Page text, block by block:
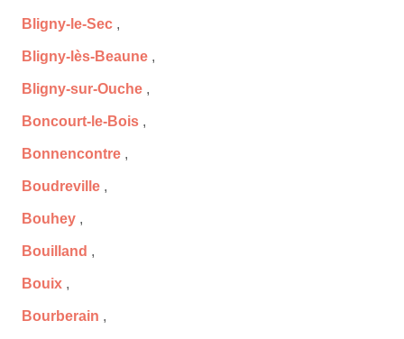
Bligny-le-Sec ,
Bligny-lès-Beaune ,
Bligny-sur-Ouche ,
Boncourt-le-Bois ,
Bonnencontre ,
Boudreville ,
Bouhey ,
Bouilland ,
Bouix ,
Bourberain ,